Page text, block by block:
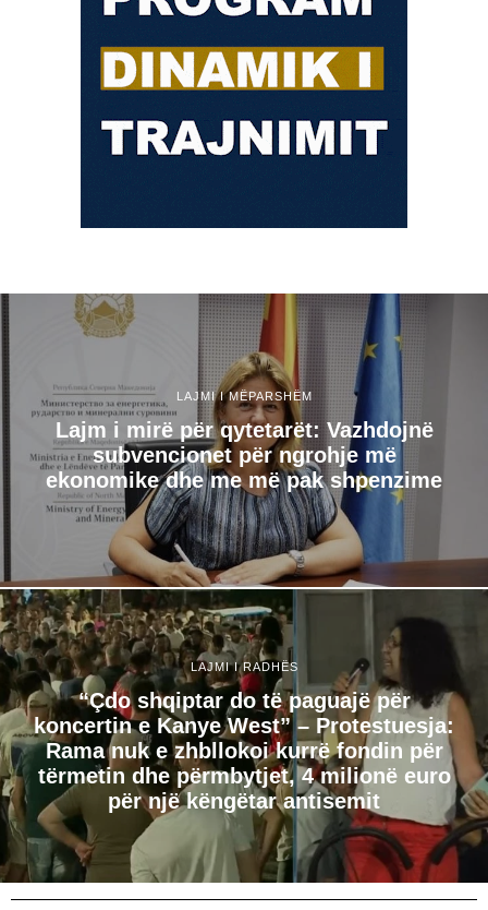
LAJMI I MËPARSHËM
Lajm i mirë për qytetarët: Vazhdojnë
subvencionet për ngrohje më
ekonomike dhe me më pak shpenzime
LAJMI I RADHËS
“Çdo shqiptar do të paguajë për
koncertin e Kanye West” – Protestuesja:
Rama nuk e zhbllokoi kurrë fondin për
tërmetin dhe përmbytjet, 4 milionë euro
për një këngëtar antisemit